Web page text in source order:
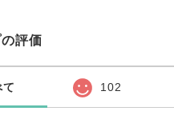
評価
て 102